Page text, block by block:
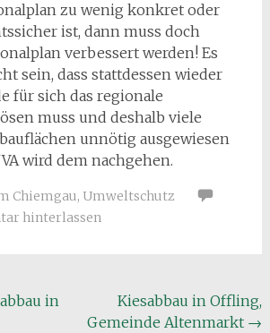
zu wenig konkret oder
ist, dann muss doch
verbessert werden! Es
sein, dass stattdessen wieder
für sich das regionale
muss und deshalb viele
unnötig ausgewiesen
wird dem nachgehen.
Chiemgau, Umweltschutz
hinterlassen
in
Kiesabbau in Offling,
Gemeinde Altenmarkt →